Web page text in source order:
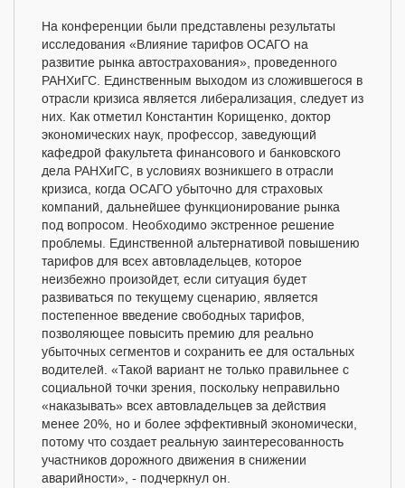
На конференции были представлены результаты
исследования «Влияние тарифов ОСАГО на
развитие рынка автострахования», проведенного
РАНХиГС. Единственным выходом из сложившегося в
отрасли кризиса является либерализация, следует из
них. Как отметил Константин Корищенко, доктор
экономических наук, профессор, заведующий
кафедрой факультета финансового и банковского
дела РАНХиГС, в условиях возникшего в отрасли
кризиса, когда ОСАГО убыточно для страховых
компаний, дальнейшее функционирование рынка
под вопросом. Необходимо экстренное решение
проблемы. Единственной альтернативой повышению
тарифов для всех автовладельцев, которое
неизбежно произойдет, если ситуация будет
развиваться по текущему сценарию, является
постепенное введение свободных тарифов,
позволяющее повысить премию для реально
убыточных сегментов и сохранить ее для остальных
водителей. «Такой вариант не только правильнее с
социальной точки зрения, поскольку неправильно
«наказывать» всех автовладельцев за действия
менее 20%, но и более эффективный экономически,
потому что создает реальную заинтересованность
участников дорожного движения в снижении
аварийности», - подчеркнул он.